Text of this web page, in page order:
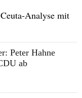
Analyse mit
Peter Hahne
ab